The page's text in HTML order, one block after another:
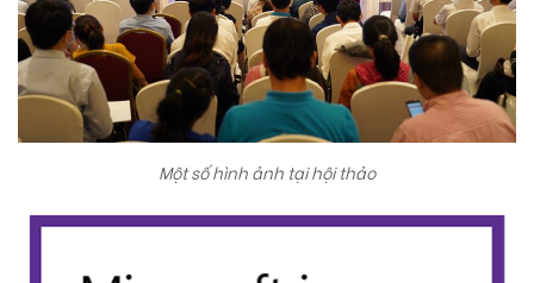
Một số hình ảnh tại hội thảo